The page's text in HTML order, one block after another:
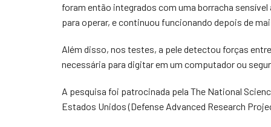
foram então integrados com uma borracha
para operar, e continuou funcionando depois de
Além disso, nos testes, a pele detectou forças
necessária para digitar em um computador ou
A pesquisa foi patrocinada pela The National
Estados Unidos (Defense Advanced Research